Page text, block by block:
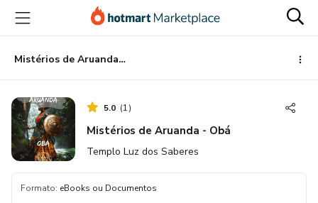
para
conteúdo
principal
para
pagamento
para
rodapé
Mistérios de Aruanda - Obá
5.0 (1)
Mistérios de Aruanda - Obá
Templo Luz dos Saberes
Formato: eBooks ou Documentos